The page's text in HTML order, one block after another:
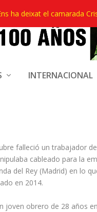
ha deixat el camarada
INTERNACIONAL
falleció un trabajador
cableado para la
del Rey (Madrid) en lo
en 2014.
joven obrero de 28 años